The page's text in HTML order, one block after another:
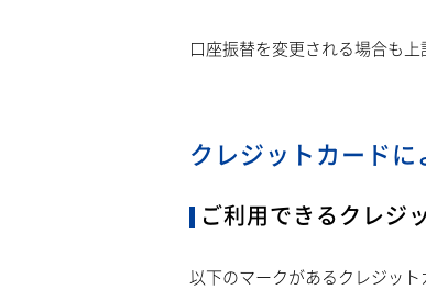
口座振替を変更される場合も
クレジットカード
ご利用できるクレジ
以下のマークがあるクレジット